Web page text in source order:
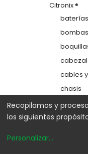
Citronix ®
baterías
bombas
cables
chasis
Recopilamos y
los siguientes
Personalizar...